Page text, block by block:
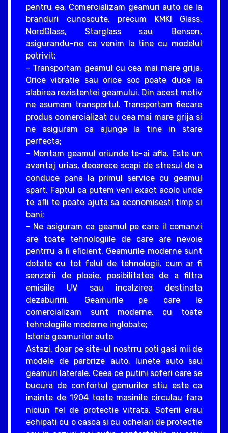
pentru ea. Comercializam geamuri auto de la
branduri cunoscute, precum KMKI Glass,
NordGlass, Starglass sau Benson,
asigurandu-ne ca venim la tine cu modelul
potrivit;
- Transportam geamul cu cea mai mare grija.
Orice vibratie sau orice soc poate duce la
slabirea rezistentei geamului. Din acest motiv
ne asumam transportul. Transportam fiecare
produs comercializat cu cea mai mare grija si
ne asiguram ca ajunge la tine in stare
perfecta;
- Montam geamul oriunde te-ai afla. Este un
avantaj urias, deoarece scapi de stresul de a
conduce pana la primul service cu geamul
spart. Faptul ca putem veni exact acolo unde
te afli te poate ajuta sa economisesti timp si
bani;
- Ne asiguram ca geamul pe care il comanzi
are toate tehnologiile de care are nevoie
pentrru a fi eficient. Geamurile moderne sunt
dotate cu tot felul de tehnologii, cum ar fi
senzorii de ploaie, posibilitatea de a filtra
emisiile UV sau incalzirea destinata
dezaburirii. Geamurile pe care le
comercializam sunt moderne, cu toate
tehnologiile moderne inglobate;
Istoria geamurilor auto
Astazi, doar pe site-ul nostrru poti gasi mii de
modele de parbrize auto, lunete auto sau
geamuri laterale. Ceea ce putini soferi care se
bucura de confortul gemurilor stiu este ca
inainte de 1904 toate masinile circulau fara
niciun fel de protectie vitrata. Soferii erau
echipati cu o casca si cu ochelari de protectie